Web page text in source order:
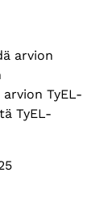
arvion
TyEL-
TyEL-